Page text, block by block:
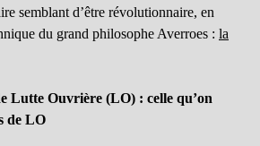
semblant d’être révolutionnaire, en
du grand philosophe Averroes : la
Lutte Ouvrière (LO) : celle qu’on
de LO